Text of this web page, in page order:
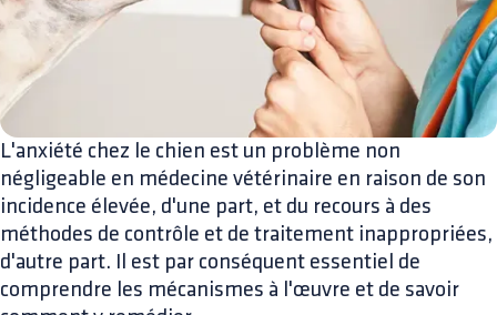
L'anxiété chez le chien est un problème non
négligeable en médecine vétérinaire en raison de son
incidence élevée, d'une part, et du recours à des
méthodes de contrôle et de traitement inappropriées,
d'autre part. Il est par conséquent essentiel de
comprendre les mécanismes à l'œuvre et de savoir